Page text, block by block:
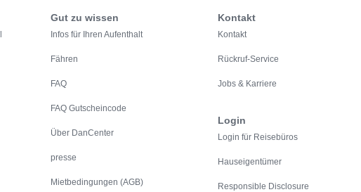
Gut zu wissen
Infos für Ihren Aufenthalt
Fähren
FAQ
FAQ Gutscheincode
Über DanCenter
presse
Mietbedingungen (AGB)
Kontakt
Kontakt
Rückruf-Service
Jobs & Karriere
Login
Login für Reisebüros
Hauseigentümer
Responsible Disclosure